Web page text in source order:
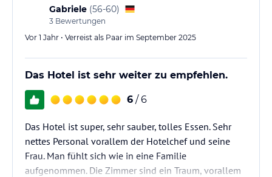
Gabriele (56-60)
3 Bewertungen
Vor 1 Jahr • Verreist als Paar im September 2025
Das Hotel ist sehr weiter zu empfehlen.
6 / 6
Das Hotel ist super, sehr sauber, tolles Essen. Sehr
nettes Personal vorallem der Hotelchef und seine
Frau. Man fühlt sich wie in eine Familie
aufgenommen. Die Zimmer sind ein Traum, vorallem